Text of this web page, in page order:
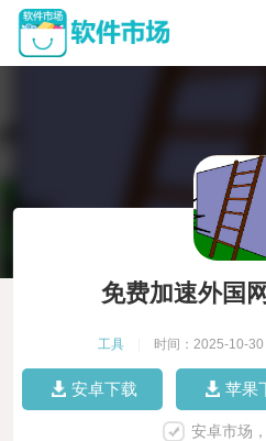
免费加速外国
工具 时间：2025-10-30
安卓下载 苹果
安卓市场